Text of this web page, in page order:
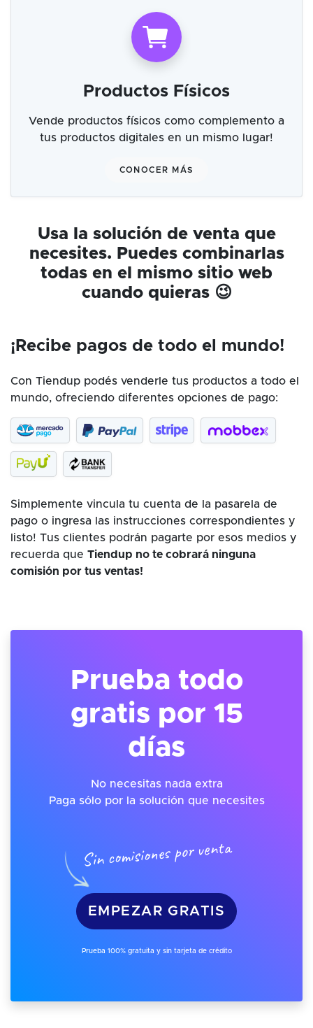
Productos Físicos
Vende productos físicos como complemento a
tus productos digitales en un mismo lugar!
CONOCER MÁS
Usa la solución de venta que
necesites. Puedes combinarlas
todas en el mismo sitio web
cuando quieras 😉
¡Recibe pagos de todo el mundo!
Con Tiendup podés venderle tus productos a todo el
mundo, ofreciendo diferentes opciones de pago:
Simplemente vincula tu cuenta de la pasarela de
pago o ingresa las instrucciones correspondientes y
listo! Tus clientes podrán pagarte por esos medios y
recuerda que Tiendup no te cobrará ninguna
comisión por tus ventas!
Prueba todo
gratis por 15
días
No necesitas nada extra
Paga sólo por la solución que necesites
Sin comisiones por venta
EMPEZAR GRATIS
Prueba 100% gratuita y sin tarjeta de crédito